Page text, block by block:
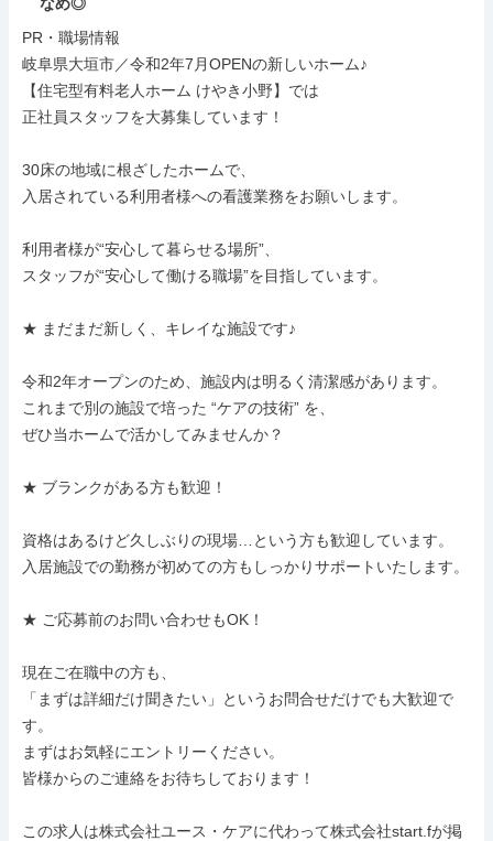
PR・職場情報
岐阜県大垣市／令和2年7月OPENの新しいホーム♪
【住宅型有料老人ホーム けやき小野】では
正社員スタッフを大募集しています！
30床の地域に根ざしたホームで、
入居されている利用者様への看護業務をお願いします。
利用者様が“安心して暮らせる場所”、
スタッフが“安心して働ける職場”を目指しています。
★ まだまだ新しく、キレイな施設です♪
令和2年オープンのため、施設内は明るく清潔感があります。
これまで別の施設で培った “ケアの技術” を、
ぜひ当ホームで活かしてみませんか？
★ ブランクがある方も歓迎！
資格はあるけど久しぶりの現場…という方も歓迎しています。
入居施設での勤務が初めての方もしっかりサポートいたします。
★ ご応募前のお問い合わせもOK！
現在ご在職中の方も、
「まずは詳細だけ聞きたい」というお問合せだけでも大歓迎で
す。
まずはお気軽にエントリーください。
皆様からのご連絡をお待ちしております！
この求人は株式会社ユース・ケアに代わって株式会社start.fが掲